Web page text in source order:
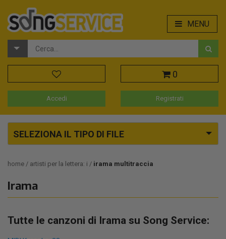
MENU
0
Accedi Registrati
SELEZIONA IL TIPO DI FILE
home artisti per la lettera: i irama multitraccia
Irama
Tutte le canzoni di Irama su Song Service: